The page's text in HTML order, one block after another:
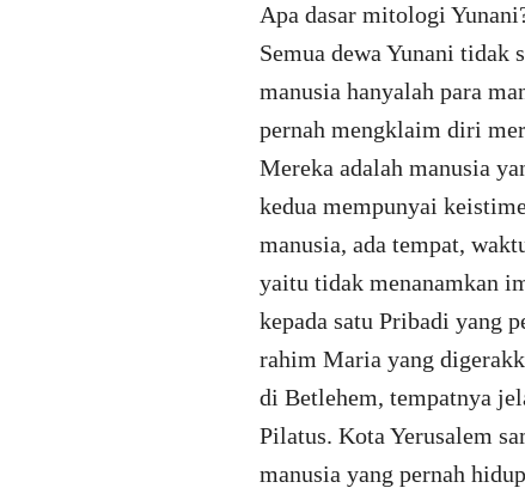
Apa dasar mitologi
Semua dewa Yunani tidak
manusia hanyalah para
pernah mengklaim diri
Mereka adalah manusia
kedua mempunyai
manusia, ada tempat,
yaitu tidak menanamkan
kepada satu Pribadi yang
rahim Maria yang
di Betlehem, tempatnya
Pilatus. Kota Yerusalem
manusia yang pernah